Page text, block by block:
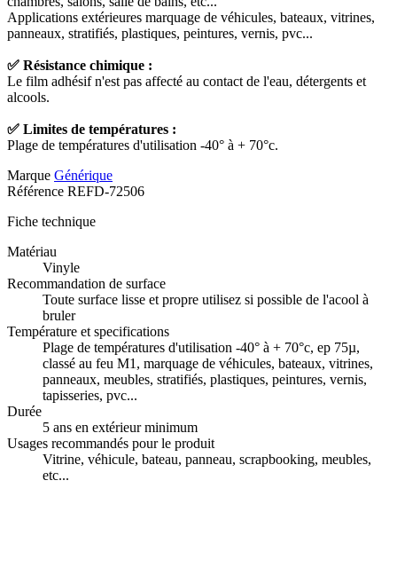
Applications extérieures marquage de véhicules, bateaux, vitrines,
panneaux, stratifiés, plastiques, peintures, vernis, pvc...
✅ Résistance chimique :
Le film adhésif n'est pas affecté au contact de l'eau, détergents et
alcools.
✅ Limites de températures :
Plage de températures d'utilisation -40° à + 70°c.
Marque Générique
Référence REFD-72506
Fiche technique
Matériau
Vinyle
Recommandation de surface
Toute surface lisse et propre utilisez si possible de l'acool à
bruler
Température et specifications
Plage de températures d'utilisation -40° à + 70°c, ep 75µ,
classé au feu M1, marquage de véhicules, bateaux, vitrines,
panneaux, meubles, stratifiés, plastiques, peintures, vernis,
tapisseries, pvc...
Durée
5 ans en extérieur minimum
Usages recommandés pour le produit
Vitrine, véhicule, bateau, panneau, scrapbooking, meubles,
etc...